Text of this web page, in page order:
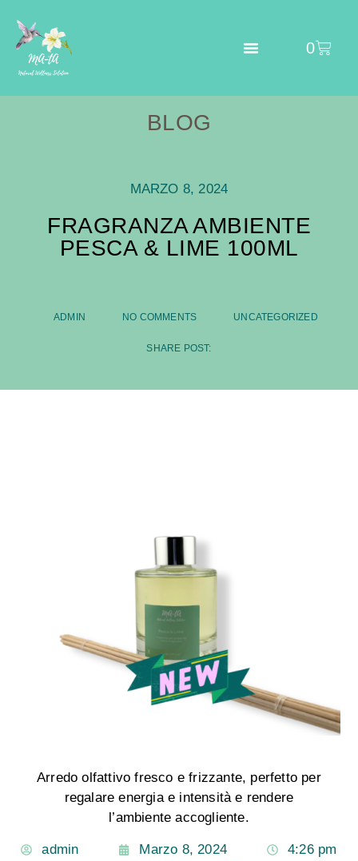
0
BLOG
MARZO 8, 2024
FRAGRANZA AMBIENTE
PESCA & LIME 100ML
ADMIN NO COMMENTS UNCATEGORIZED
SHARE POST:
Arredo olfattivo fresco e frizzante, perfetto per
regalare energia e intensità e rendere
l’ambiente accogliente.
admin Marzo 8, 2024
4:26 pm